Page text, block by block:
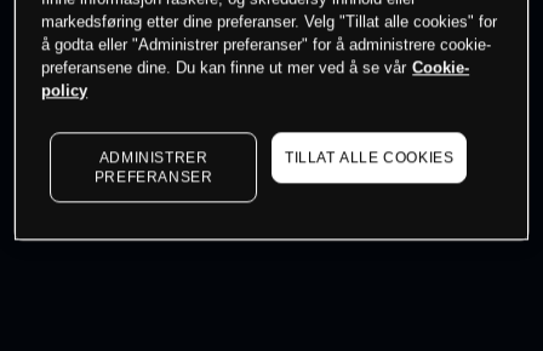
Søk om konto
Kursene er veiledende.Log in
markedsføring etter dine preferanser. Velg "Tillat alle cookies" for
å godta eller "Administrer preferanser" for å administrere cookie-
preferansene dine. Du kan finne ut mer ved å se vår Cookie-
policy
ADMINISTRER
PREFERANSER
TILLAT ALLE COOKIES